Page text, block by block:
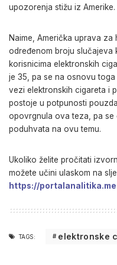
upozorenja stižu iz Amerike.
Naime, Američka uprava za
određenom broju slučajeva
korisnicima elektronskih
je 35, pa se na osnovu
vezi elektronskih cigareta i
postoje u potpunosti
opovrgnula ova teza, pa
poduhvata na ovu temu.
Ukoliko želite pročitati
možete učini ulaskom na
https://portalanalitika.me
TAGS: elektronske